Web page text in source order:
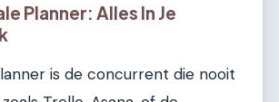
Planner: Alles In Je
is de concurrent die nooit